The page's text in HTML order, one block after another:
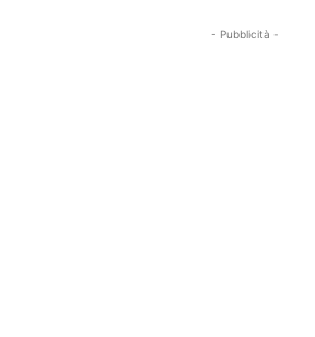
- Pubblicità -